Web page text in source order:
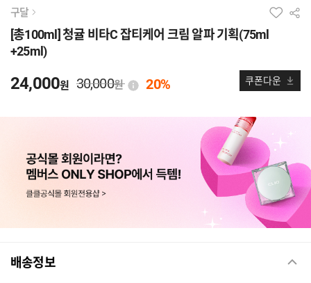
구달
[총100ml] 청귤 비타C 잡티케어 크림 알파 기획(75ml
+25ml)
24,000원 30,000원 20% 쿠폰다운
배송정보